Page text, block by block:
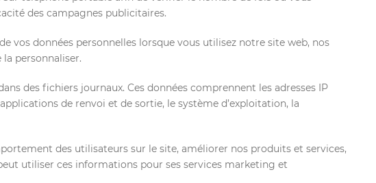
des campagnes publicitaires.
vos données personnelles lorsque vous utilisez notre site web, nos
personnaliser.
des fichiers journaux. Ces données comprennent les adresses IP
de renvoi et de sortie, le système d’exploitation, la
des utilisateurs sur le site, améliorer nos produits et services,
utiliser ces informations pour ses services marketing et